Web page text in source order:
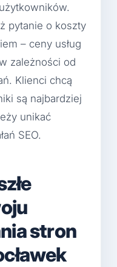
pytanie o koszty
– ceny usług
zależności od
Klienci chcą
są najbardziej
unikać
SEO.
stron